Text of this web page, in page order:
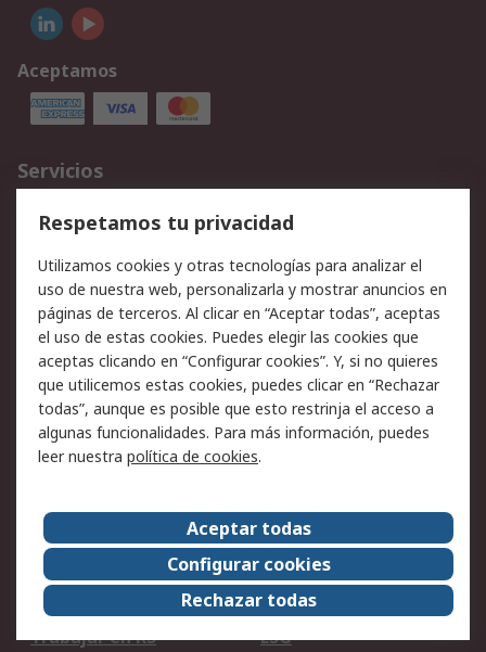
Aceptamos
Servicios
Cómo realizar pedidos
Devoluciones
Facturación y pago
Ofertas
Soporte técnico
Legal
Aviso legal
Política de privacidad -
Actualizada
Política sobre cookies
Seguridad de emails
Certificaciones de
Condiciones de venta
Acerca de RS
Acerca de RS
RS Group
RS en el mundo
Sala de prensa
Trabajar en RS
ESG
Respetamos tu privacidad
Utilizamos cookies y otras tecnologías para analizar el
uso de nuestra web, personalizarla y mostrar anuncios en
páginas de terceros. Al clicar en “Aceptar todas”, aceptas
el uso de estas cookies. Puedes elegir las cookies que
aceptas clicando en “Configurar cookies”. Y, si no quieres
que utilicemos estas cookies, puedes clicar en “Rechazar
todas”, aunque es posible que esto restrinja el acceso a
algunas funcionalidades. Para más información, puedes
leer nuestra política de cookies.
Aceptar todas
Configurar cookies
Rechazar todas